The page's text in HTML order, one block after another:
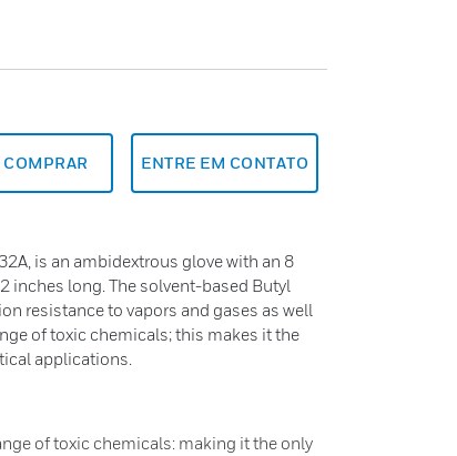
ENTRE EM CONTATO
is an ambidextrous glove with an 8
inches long. The solvent-based Butyl
resistance to vapors and gases as well
of toxic chemicals; this makes it the
applications.
of toxic chemicals: making it the only